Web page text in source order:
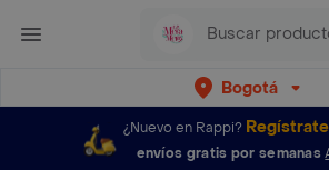
Bogotá
¿Nuevo en Rappi? Regístrate
envíos gratis por semanas